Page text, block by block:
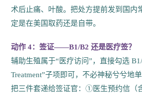
术后止痛、叶酸。把处方提前发到国内
定是在美国取药还是自带。
动作 4：签证——B1/B2 还是医疗签？
辅助生殖属于“医疗访问”，直接勾选
Treatment”子项即可，不必神秘兮兮地
把三件套递给签证官：①医生预约信（